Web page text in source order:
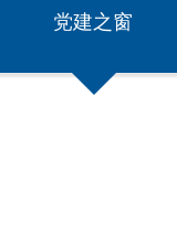
党建之窗